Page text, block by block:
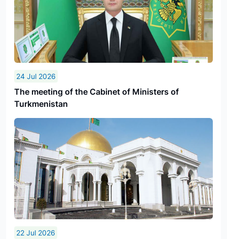
24 Jul 2026
The meeting of the Cabinet of Ministers of
Turkmenistan
22 Jul 2026